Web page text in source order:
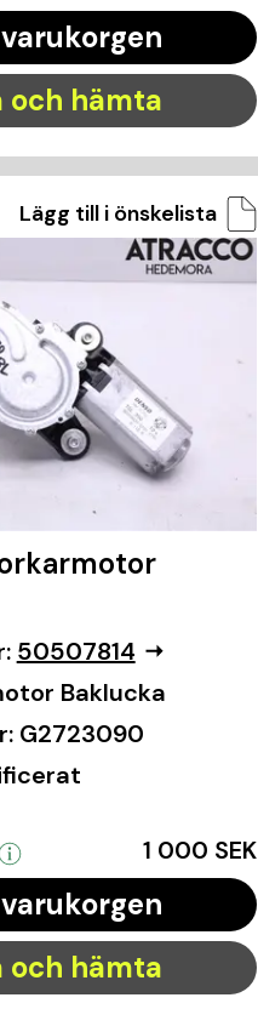
och hämta
Lägg till i önskelista
50507814
Baklucka
G2723090
1 000 SEK
och hämta